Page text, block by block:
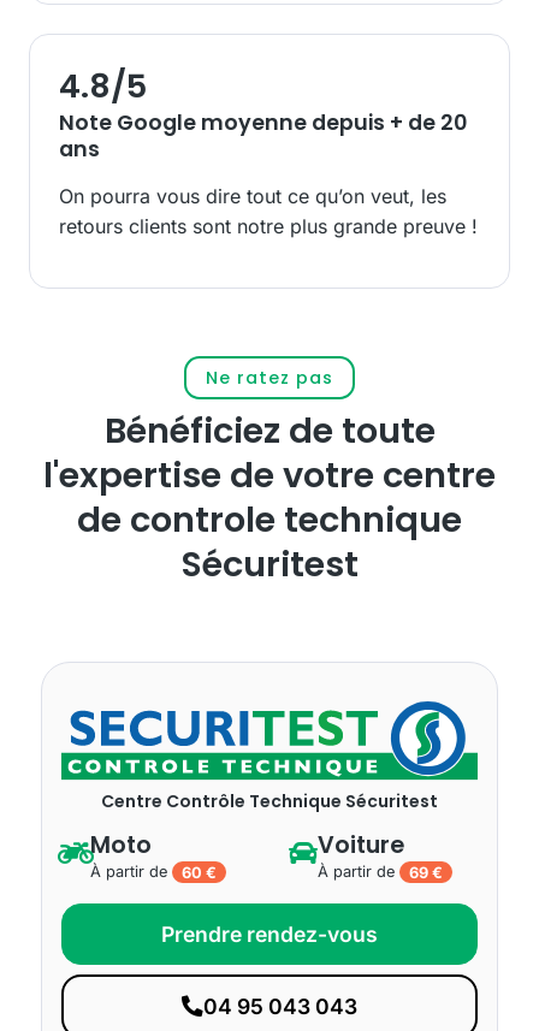
4.8/5
Note Google moyenne depuis + de 20
ans
On pourra vous dire tout ce qu’on veut, les
retours clients sont notre plus grande preuve !
Ne ratez pas
Bénéficiez de toute
l'expertise de votre centre
de controle technique
Sécuritest
Centre Contrôle Technique Sécuritest
Moto
À partir de 60 €
Voiture
À partir de 69 €
Prendre rendez-vous
04 95 043 043